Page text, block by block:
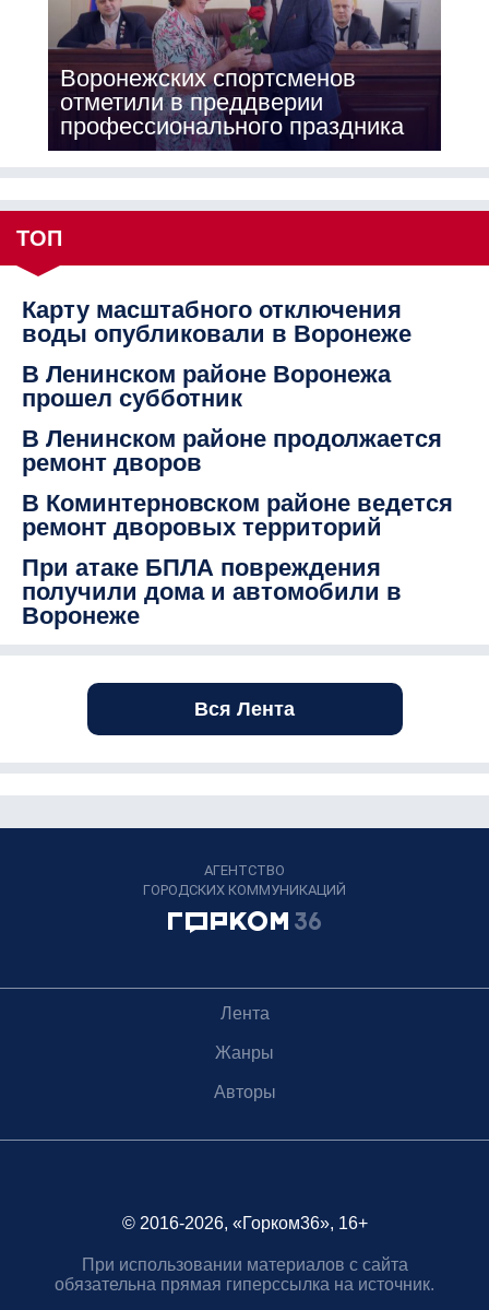
Воронежских спортсменов
отметили в преддверии
профессионального праздника
ТОП
Карту масштабного отключения
воды опубликовали в Воронеже
В Ленинском районе Воронежа
прошел субботник
В Ленинском районе продолжается
ремонт дворов
В Коминтерновском районе ведется
ремонт дворовых территорий
При атаке БПЛА повреждения
получили дома и автомобили в
Воронеже
Вся Лента
АГЕНТСТВО
ГОРОДСКИХ КОММУНИКАЦИЙ
Лента
Жанры
Авторы
© 2016-2026, «Горком36», 16+
При использовании материалов с сайта
обязательна прямая гиперссылка на источник.